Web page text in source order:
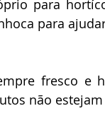
para
para
fresco e
não